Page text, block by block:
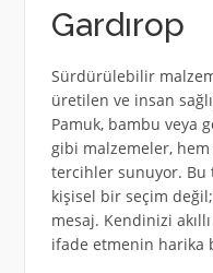
Gardırop
Sürdürülebilir
üretilen ve insan
Pamuk, bambu veya
gibi malzemeler, hem
tercihler sunuyor. Bu
kişisel bir seçim
mesaj. Kendinizi
ifade etmenin harika